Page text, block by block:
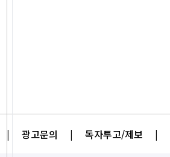
| 광고문의 | 독자투고/제보 |